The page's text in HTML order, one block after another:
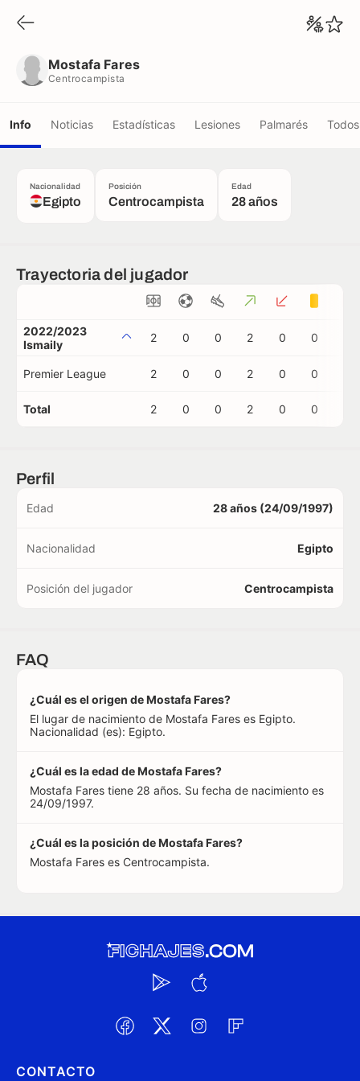
Mostafa Fares
Centrocampista
Info Noticias Estadísticas Lesiones Palmarés
Nacionalidad
Egipto
Posición
Centrocampista
Edad
28 años
Trayectoria del jugador
2022/2023
Ismaily
2 0 0 2 0 0
Premier League 2 0 0 2 0 0
Total 2 0 0 2 0 0
Perfil
Edad 28 años (24/09/1997)
Nacionalidad Egipto
Posición del jugador Centrocampista
FAQ
¿Cuál es el origen de Mostafa Fares?
El lugar de nacimiento de Mostafa Fares es Egipto.
Nacionalidad (es): Egipto.
¿Cuál es la edad de Mostafa Fares?
Mostafa Fares tiene 28 años. Su fecha de nacimiento es
24/09/1997.
¿Cuál es la posición de Mostafa Fares?
Mostafa Fares es Centrocampista.
CONTACTO